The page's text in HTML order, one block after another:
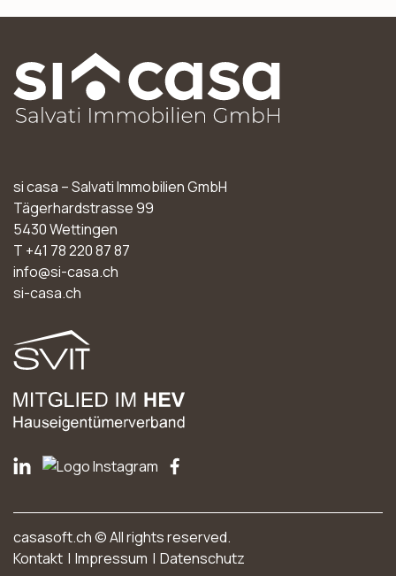
si casa – Salvati Immobilien GmbH
Tägerhardstrasse 99
5430Wettingen
T +41 78 220 87 87
info@si-casa.ch
si-casa.ch
casasoft.ch© All rights reserved.
Kontakt
Impressum Datenschutz